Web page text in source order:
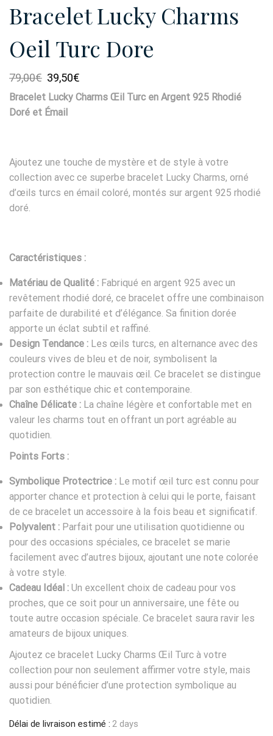
Bracelet Lucky Charms
Oeil Turc Dore
79,00€ Le
prix
initial
était :
39,50€
prix
actuel
Bracelet Lucky Charms Œil Turc en Argent 925 Rhodié
Doré et Émail
Ajoutez une touche de mystère et de style à votre
collection avec ce superbe bracelet Lucky Charms, orné
d’œils turcs en émail coloré, montés sur argent 925 rhodié
doré.
Caractéristiques :
Matériau de Qualité : Fabriqué en argent 925 avec un
revêtement rhodié doré, ce bracelet offre une combinaison
parfaite de durabilité et d’élégance. Sa finition dorée
apporte un éclat subtil et raffiné.
Design Tendance : Les œils turcs, en alternance avec des
couleurs vives de bleu et de noir, symbolisent la
protection contre le mauvais œil. Ce bracelet se distingue
par son esthétique chic et contemporaine.
Chaîne Délicate : La chaîne légère et confortable met en
valeur les charms tout en offrant un port agréable au
quotidien.
Points Forts :
Symbolique Protectrice : Le motif œil turc est connu pour
apporter chance et protection à celui qui le porte, faisant
de ce bracelet un accessoire à la fois beau et significatif.
Polyvalent : Parfait pour une utilisation quotidienne ou
pour des occasions spéciales, ce bracelet se marie
facilement avec d’autres bijoux, ajoutant une note colorée
à votre style.
Cadeau Idéal : Un excellent choix de cadeau pour vos
proches, que ce soit pour un anniversaire, une fête ou
toute autre occasion spéciale. Ce bracelet saura ravir les
amateurs de bijoux uniques.
Ajoutez ce bracelet Lucky Charms Œil Turc à votre
collection pour non seulement affirmer votre style, mais
aussi pour bénéficier d’une protection symbolique au
quotidien.
Délai de livraison estimé : 2 days